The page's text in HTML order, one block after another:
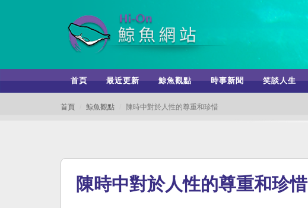
首頁 最近更新 鯨魚觀點 時事新聞 笑談人生
首頁 鯨魚觀點 陳時中對於人性的尊重和珍惜
陳時中對於人性的尊重和珍惜